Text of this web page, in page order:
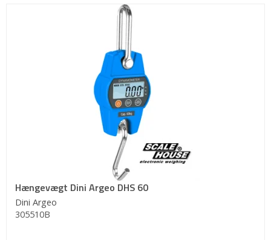
Hængevægt Dini Argeo DHS 60
Dini Argeo
305510B